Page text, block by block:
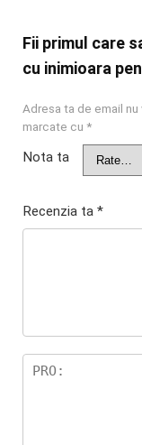
Fii primul care
cu inimioara
Adresa ta de email nu
marcate cu *
Nota ta
Recenzia ta *